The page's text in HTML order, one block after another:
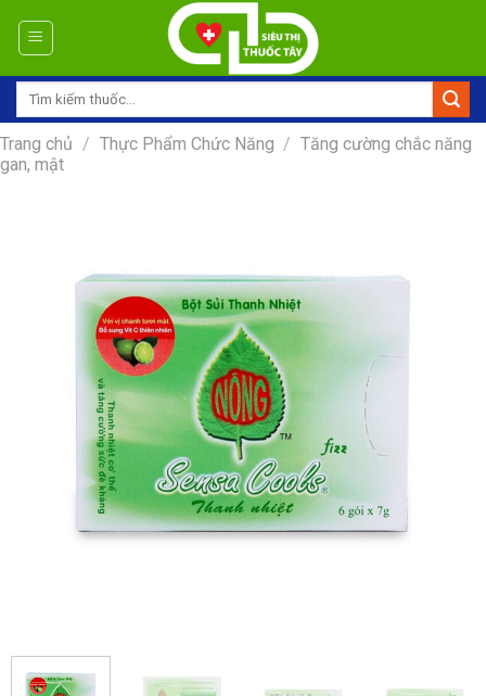
Tìm
Trang chủ / Thực Phẩm Chức Năng / Tăng cường chắc năng
gan, mật